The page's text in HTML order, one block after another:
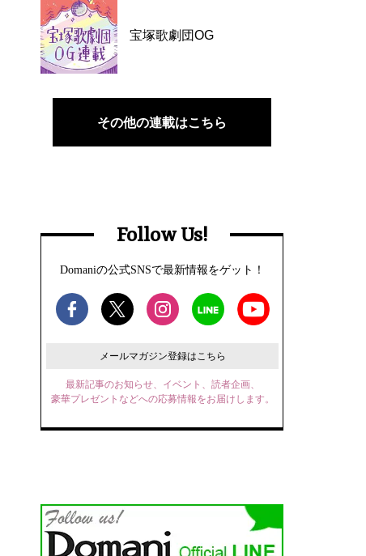
宝塚歌劇団OG
その他の連載はこちら
Follow Us!
Domaniの公式SNSで最新情報をゲット！
メールマガジン登録はこちら
最新記事のお知らせ、イベント、読者企画、
豪華プレゼントなどへの応募情報をお届けします。